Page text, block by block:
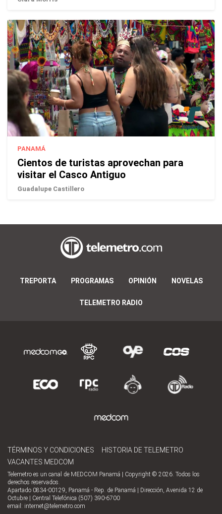
PANAMÁ
Cientos de turistas aprovechan para
visitar el Casco Antiguo
Guadalupe Castillero
TREPORTA PROGRAMAS OPINIÓN NOVELAS
TELEMETRO RADIO
TÉRMINOS Y CONDICIONES
HISTORIA DE TELEMETRO
VACANTES MEDCOM
Telemetro es un canal de MEDCOM Panamá | Copyright © 2026. Todos los
derechos reservados.
Apartado 0834-00129, Panamá - Rep. de Panamá | Dirección, Avenida 12 de
Octubre | Central Telefónica (507) 390-6700
email: internet@telemetro.com